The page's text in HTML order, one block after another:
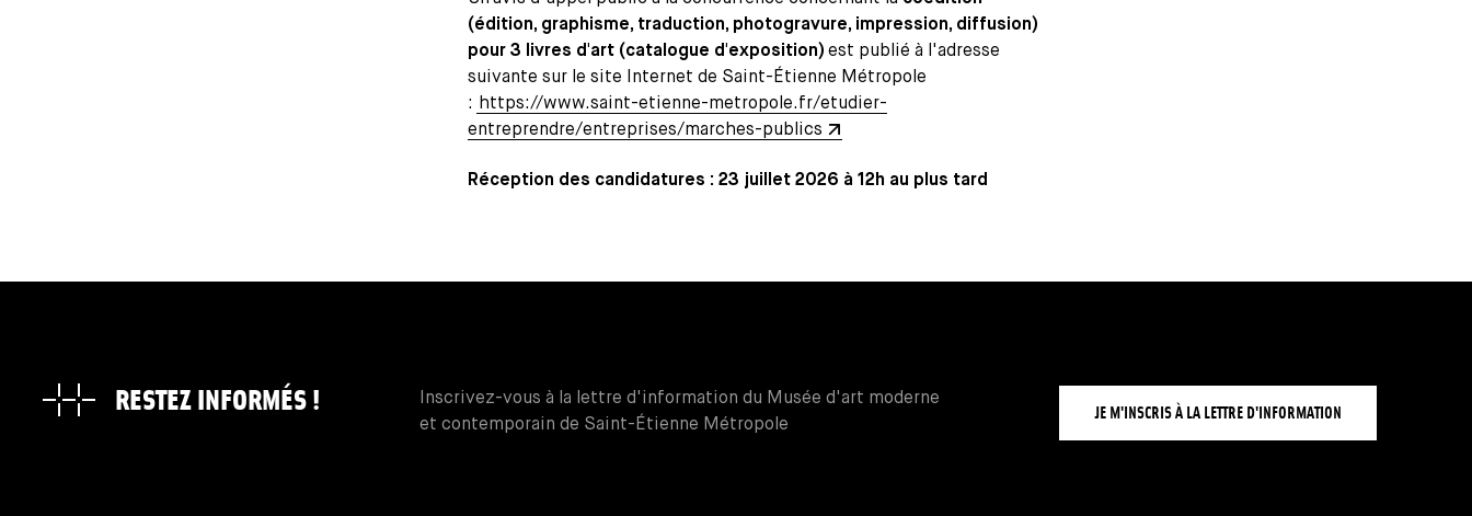
(édition, graphisme, traduction, photogravure, impression, diffusion)
pour 3 livres d'art (catalogue d'exposition) est publié à l'adresse
suivante sur le site Internet de Saint-Étienne Métropole
: https://www.saint-etienne-metropole.fr/etudier-
entreprendre/entreprises/marches-publics
Réception des candidatures : 23 juillet 2026 à 12h au plus tard
RESTEZ INFORMÉS !
Inscrivez-vous à la lettre d'information du Musée d'art moderne
et contemporain de Saint-Étienne Métropole
JE M'INSCRIS À LA LETTRE D'INFORMATION